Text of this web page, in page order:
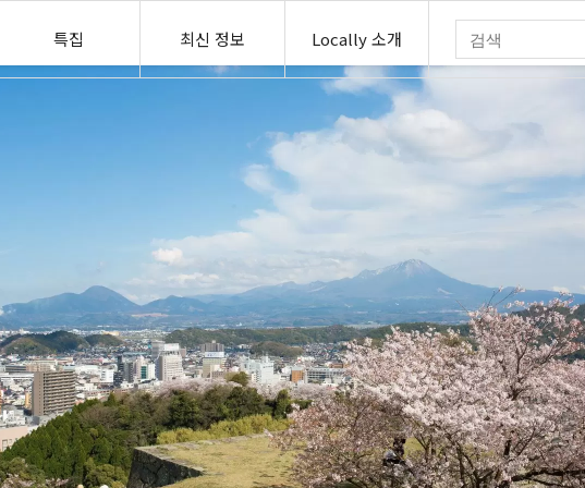
특집 최신 정보 Locally 소개